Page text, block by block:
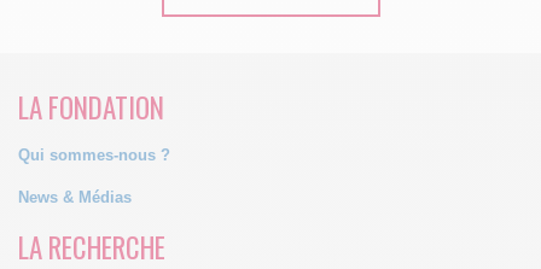
LA FONDATION
Qui sommes-nous ?
News & Médias
LA RECHERCHE